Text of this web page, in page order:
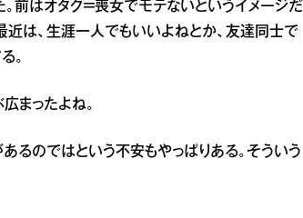
前はオタク＝喪女でモテないというイメージだ
近は、生涯一人でもいいよねとか、友達同士で
。
まったよね。
るのではという不安もやっぱりある。そういう